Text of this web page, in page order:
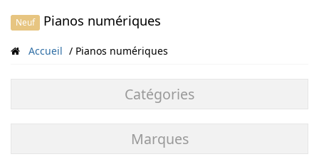
Neuf Pianos numériques
Accueil Pianos numériques
Catégories
Marques